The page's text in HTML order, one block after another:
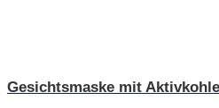
Gesichtsmaske mit Aktivkohle